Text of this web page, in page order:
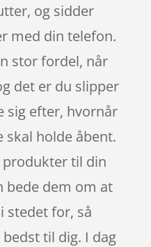
og sidder
med din telefon.
stor fordel, når
det er du slipper
sig efter, hvornår
skal holde åbent.
produkter til din
bede dem om at
stedet for, så
til dig. I dag